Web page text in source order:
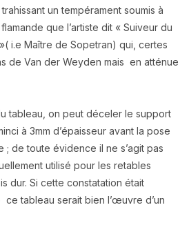
un tempérament soumis à
que l’artiste dit « Suiveur du
i.e Maître de Sopetran) qui, certes
de Van der Weyden mais en atténue
tableau, on peut déceler le support
à 3mm d’épaisseur avant la pose
; de toute évidence il ne s’agit pas
utilisé pour les retables
dur. Si cette constatation était
tableau serait bien l’œuvre d’un